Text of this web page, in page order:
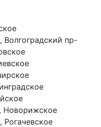
пр-
Новорижское